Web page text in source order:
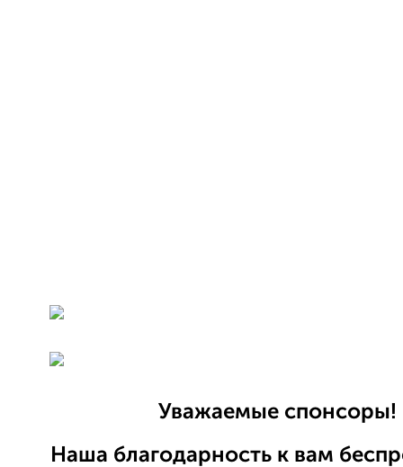
Уважаемые спонсоры!
Наша благодарность к вам